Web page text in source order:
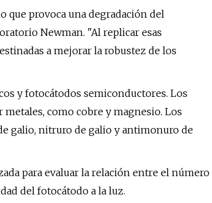
que provoca una degradación del
Newman. "Al replicar esas
a mejorar la robustez de los
y fotocátodos semiconductores. Los
como cobre y magnesio. Los
galio, nitruro de galio y antimonuro de
para evaluar la relación entre el número
del fotocátodo a la luz.